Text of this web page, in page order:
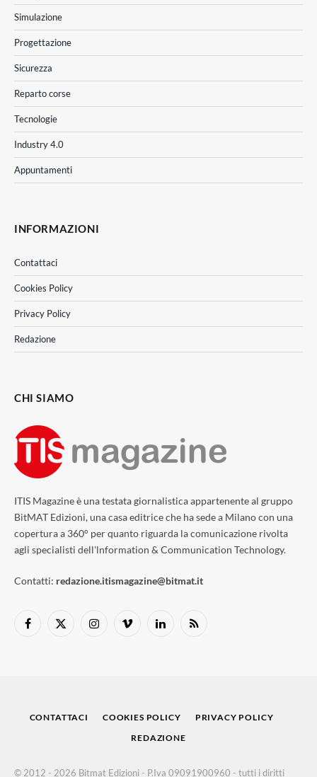
Simulazione
Progettazione
Sicurezza
Reparto corse
Tecnologie
Industry 4.0
Appuntamenti
INFORMAZIONI
Contattaci
Cookies Policy
Privacy Policy
Redazione
CHI SIAMO
ITIS Magazine è una testata giornalistica appartenente al gruppo
BitMAT Edizioni, una casa editrice che ha sede a Milano con una
copertura a 360° per quanto riguarda la comunicazione rivolta
agli specialisti dell'lnformation & Communication Technology.
Contatti: redazione.itismagazine@bitmat.it
Facebook
X
InstagramVimeo LinkedInRSS
CONTATTACI COOKIES POLICY
PRIVACY POLICY
REDAZIONE
© 2012 - 2026 Bitmat Edizioni - P.Iva 09091900960 - tutti i diritti